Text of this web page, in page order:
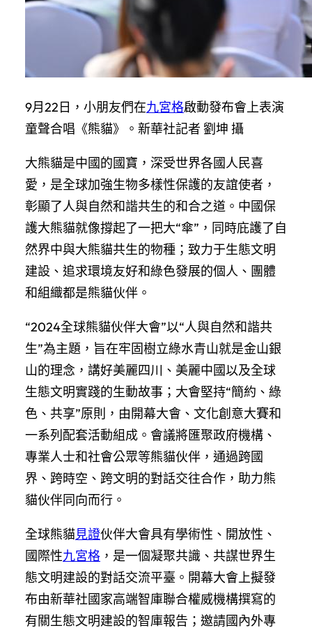
9月22日，小朋友們在九宮格啟動發布會上表演
童聲合唱《熊貓》。新華社記者 劉坤 攝
大熊貓是中國的國寶，深受世界各國人民喜
愛，是全球加強生物多樣性保護的友誼使者，
彰顯了人與自然和諧共生的和合之道。中國保
護大熊貓就像撐起了一把大“傘”，同時庇護了自
然界中與大熊貓共生的物種；致力于生態文明
建設、追求環境友好和綠色發展的個人、團體
和組織都是熊貓伙伴。
“2024全球熊貓伙伴大會”以“人與自然和諧共
生”為主題，旨在牢固樹立綠水青山就是金山銀
山的理念，講好美麗四川、美麗中國以及全球
生態文明實踐的生動故事；大會堅持“簡約、綠
色、共享”原則，由開幕大會、文化創意大賽和
一系列配套活動組成。會議將匯聚政府機構、
專業人士和社會公眾等熊貓伙伴，通過跨國
界、跨時空、跨文明的對話交往合作，助力熊
貓伙伴同向而行。
全球熊貓見證伙伴大會具有學術性、開放性、
國際性九宮格 ，是一個凝聚共識、共謀世界生
態文明建設的對話交流平臺。開幕大會上擬發
布由新華社國家高端智庫聯合權威機構撰寫的
有關生態文明建設的智庫報告；邀請國內外專